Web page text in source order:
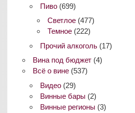
Пиво(699)
Светлое (477)
Темное (222)
Прочий алкоголь(17)
Вина под бюджет(4)
Всё о вине(537)
Видео(29)
Винные бары (2)
Винные регионы (3)